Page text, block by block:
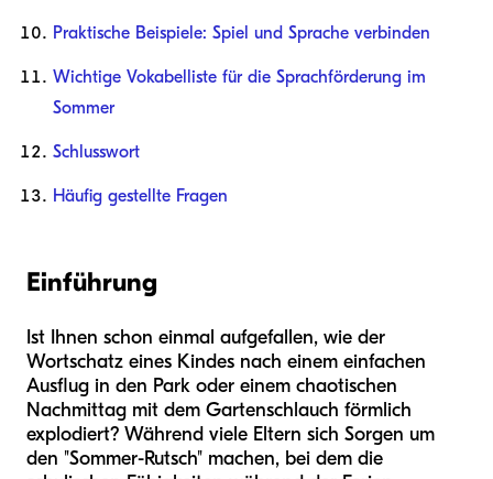
Praktische Beispiele: Spiel und Sprache verbinden
Wichtige Vokabelliste für die Sprachförderung im
Sommer
Schlusswort
Häufig gestellte Fragen
Einführung
Ist Ihnen schon einmal aufgefallen, wie der
Wortschatz eines Kindes nach einem einfachen
Ausflug in den Park oder einem chaotischen
Nachmittag mit dem Gartenschlauch förmlich
explodiert? Während viele Eltern sich Sorgen um
den "Sommer-Rutsch" machen, bei dem die